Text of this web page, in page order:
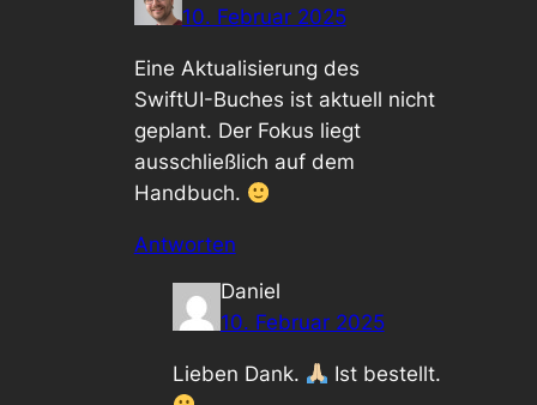
10. Februar 2025
Eine Aktualisierung des
SwiftUI-Buches ist aktuell nicht
geplant. Der Fokus liegt
ausschließlich auf dem
Handbuch.
Antworten
Daniel
10. Februar 2025
Lieben Dank. Ist bestellt.